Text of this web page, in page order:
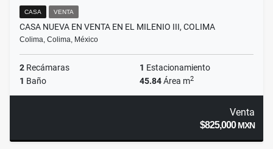
CASA VENTA
CASA NUEVA EN VENTA EN EL MILENIO III, COLIMA
Colima, Colima, México
2 Recámaras 1 Estacionamiento
1 Baño 45.84Área m2
Venta
$825,000MXN